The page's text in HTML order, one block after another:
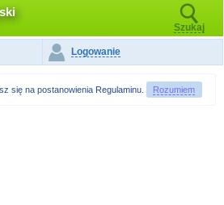
Szukaj
Logowanie
się na postanowienia Regulaminu Rozumiem